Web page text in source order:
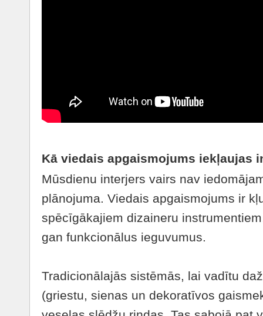
Kā viedais apgaismojums iekļaujas
Mūsdienu interjers vairs nav
plānojuma. Viedais apgaismojums ir
spēcīgākajiem dizaineru
gan funkcionālus ieguvumus.
Tradicionālajās sistēmās, lai vadītu
(griestu, sienas un dekoratīvos